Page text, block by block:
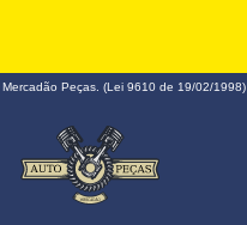
Peças. (Lei 9610 de 19/02/1998)